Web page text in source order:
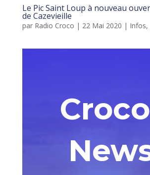
Le Pic Saint Loup à nouveau
de Cazevieille
par Radio Croco | 22 Mai 2020 | Infos,